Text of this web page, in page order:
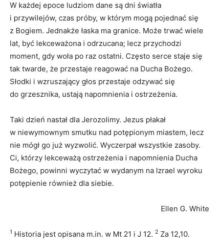
W każdej epoce ludziom dane są dni światła
i przywilejów, czas próby, w którym mogą pojednać się
z Bogiem. Jednakże łaska ma granice. Może trwać wiele
lat, być lekceważona i odrzucana; lecz przychodzi
moment, gdy woła po raz ostatni. Często serce staje się
tak twarde, że przestaje reagować na Ducha Bożego.
Słodki i wzruszający głos przestaje odzywać się
do grzesznika, ustają napomnienia i ostrzeżenia.
Taki dzień nastał dla Jerozolimy. Jezus płakał
w niewymownym smutku nad potępionym miastem, lecz
nie mógł go już wyzwolić. Wyczerpał wszystkie zasoby.
Ci, którzy lekceważą ostrzeżenia i napomnienia Ducha
Bożego, powinni wyczytać w wydanym na Izrael wyroku
potępienie również dla siebie.
Ellen G. White
1 Historia jest opisana m.in. w Mt 21 i J 12. 2 Za 12,10.